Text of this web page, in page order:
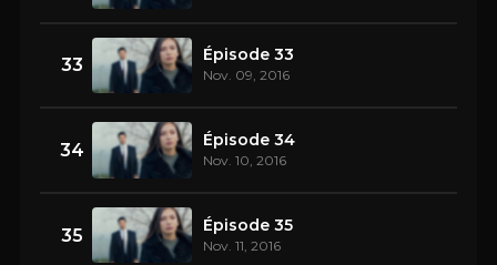
33 Épisode 33
Nov. 09, 2016
34 Épisode 34
Nov. 10, 2016
35 Épisode 35
Nov. 11, 2016